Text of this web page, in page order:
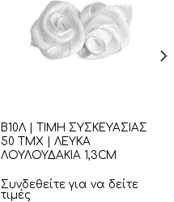
Β10Λ | ΤΙΜΗ ΣΥΣΚΕΥΑΣΙΑΣ
50 ΤΜΧ | ΛΕΥΚΑ
ΛΟΥΛΟΥΔΑΚΙΑ 1,3CM
Συνδεθείτε για να δείτε
τιμές